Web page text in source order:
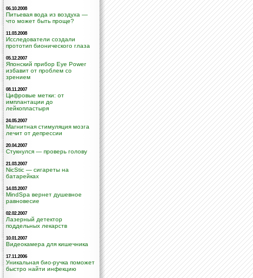
06.10.2008
Питьевая вода из воздуха —
что может быть проще?
11.03.2008
Исследователи создали
прототип бионического глаза
05.12.2007
Японский прибор Eye Power
избавит от проблем со
зрением
08.11.2007
Цифровые метки: от
имплантации до
лейкопластыря
24.05.2007
Магнитная стимуляция мозга
лечит от депрессии
20.04.2007
Стукнулся — проверь голову
21.03.2007
NicStic — сигареты на
батарейках
14.03.2007
MindSpa вернет душевное
равновесие
02.02.2007
Лазерный детектор
поддельных лекарств
10.01.2007
Видеокамера для кишечника
17.11.2006
Уникальная био-ручка поможет
быстро найти инфекцию